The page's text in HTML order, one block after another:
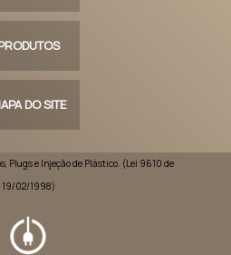
DO SITE
Plugs e Injeção de Plástico. (Lei 9610 de
19/02/1998)